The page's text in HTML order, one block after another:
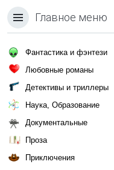
Главное меню
Фантастика и фэнтези
Любовные романы
Детективы и триллеры
Наука, Образование
Документальные
Проза
Приключения